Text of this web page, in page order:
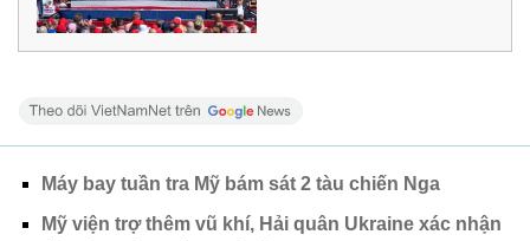
Máy bay tuần tra Mỹ bám sát 2 tàu chiến Nga
Mỹ viện trợ thêm vũ khí, Hải quân Ukraine xác nhận